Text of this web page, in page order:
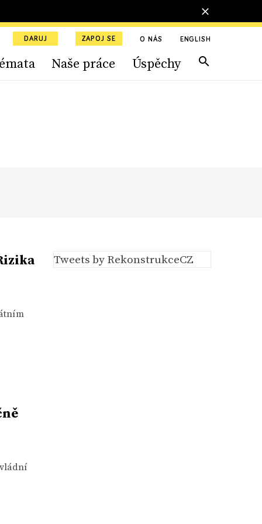
DARUJ ZAPOJ SE O NÁS ENGLISH
Naše práce Úspěchy
Tweets by RekonstrukceCZ